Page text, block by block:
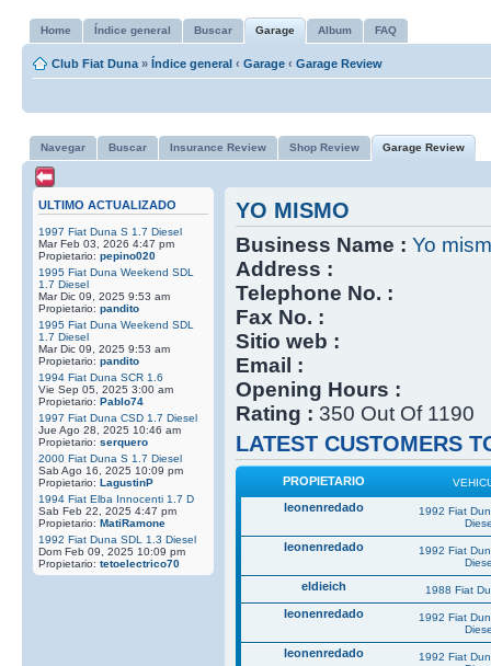
Home Índice general Buscar Garage Album FAQ
Club Fiat Duna » Índice general ‹ Garage ‹ Garage Review
Navegar Buscar Insurance Review Shop Review Garage Review
ULTIMO ACTUALIZADO
1997 Fiat Duna S 1.7 Diesel
Mar Feb 03, 2026 4:47 pm
Propietario: pepino020
1995 Fiat Duna Weekend SDL
1.7 Diesel
Mar Dic 09, 2025 9:53 am
Propietario: pandito
1995 Fiat Duna Weekend SDL
1.7 Diesel
Mar Dic 09, 2025 9:53 am
Propietario: pandito
1994 Fiat Duna SCR 1.6
Vie Sep 05, 2025 3:00 am
Propietario: Pablo74
1997 Fiat Duna CSD 1.7 Diesel
Jue Ago 28, 2025 10:46 am
Propietario: serquero
2000 Fiat Duna S 1.7 Diesel
Sab Ago 16, 2025 10:09 pm
Propietario: LagustinP
1994 Fiat Elba Innocenti 1.7 D
Sab Feb 22, 2025 4:47 pm
Propietario: MatiRamone
1992 Fiat Duna SDL 1.3 Diesel
Dom Feb 09, 2025 10:09 pm
Propietario: tetoelectrico70
YO MISMO
Business Name : Yo
Address :
Telephone No. :
Fax No. :
Sitio web :
Email :
Opening Hours :
Rating : 350 Out Of 1190
LATEST CUSTOMERS
PROPIETARIO
leonenredado
1992 Fiat
leonenredado
1992 Fiat
eldieich 1988 Fiat
leonenredado
1992 Fiat
leonenredado
1992 Fiat